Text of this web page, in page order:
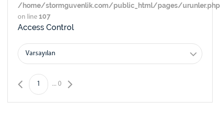
/home/stormguvenlik.com/public_html/pages/urunler.php
on line 107
Access Control
Varsayılan
1 ... 0